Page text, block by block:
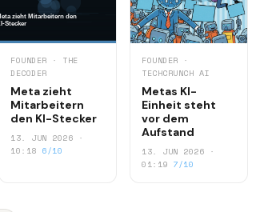
FOUNDER · THE
DECODER
Meta zieht
Mitarbeitern
den KI-Stecker
13. JUN 2026 ·
10:18 6/10
FOUNDER ·
TECHCRUNCH AI
Metas KI-
Einheit steht
vor dem
Aufstand
13. JUN 2026 ·
01:19 7/10